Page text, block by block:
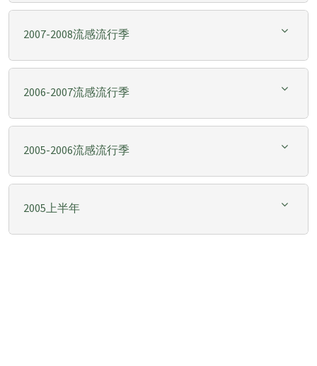
2007-2008流感流行季
2006-2007流感流行季
2005-2006流感流行季
2005上半年